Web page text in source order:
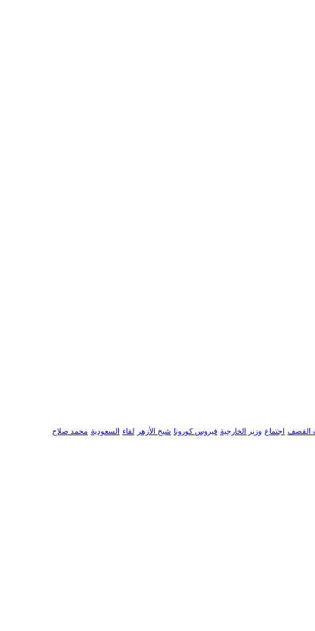
القصف اجتماع وزير الخارجية فيروس كورونا شيخ الأزهر لقاء السعودية محمد صلاح